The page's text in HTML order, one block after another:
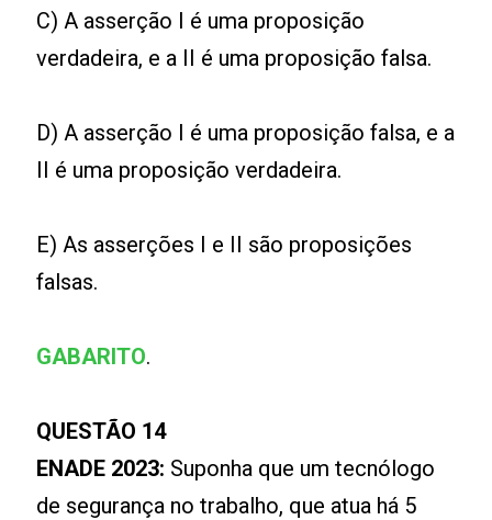
C) A asserção I é uma proposição
verdadeira, e a II é uma proposição falsa.
D) A asserção I é uma proposição falsa, e a
II é uma proposição verdadeira.
E) As asserções I e II são proposições
falsas.
GABARITO.
QUESTÃO 14
ENADE 2023: Suponha que um tecnólogo
de segurança no trabalho, que atua há 5